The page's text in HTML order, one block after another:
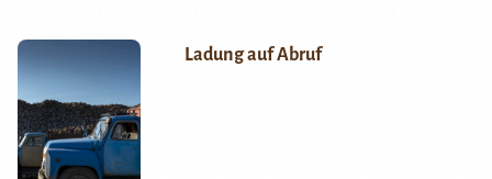
Ladung auf Abruf